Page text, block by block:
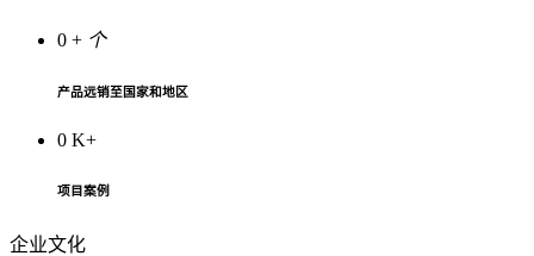
0 + 个
产品远销至国家和地区
0 K+
项目案例
企业文化